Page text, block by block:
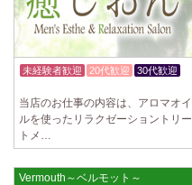
未経験者歓迎 20代歓迎
30代歓迎
当店のお仕事の内容は、アロマオイ
ルを使ったリラクゼーショントリー
トメ…
Vermouth～ベルモット～